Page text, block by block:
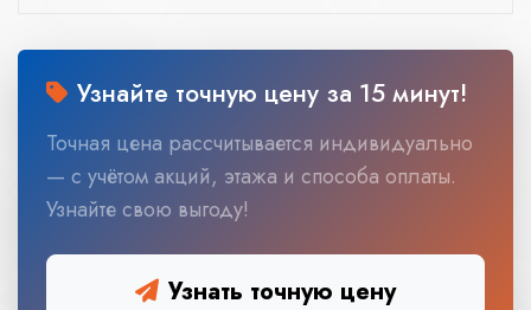
Узнайте точную цену за 15 минут!
Точная цена рассчитывается индивидуально
— с учётом акций, этажа и способа оплаты.
Узнайте свою выгоду!
Узнать точную цену